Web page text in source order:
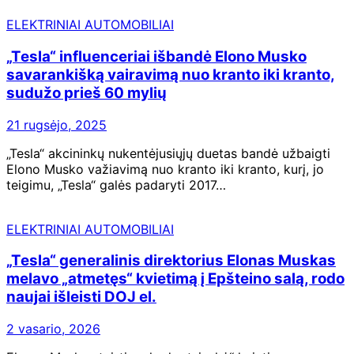
ELEKTRINIAI AUTOMOBILIAI
„Tesla“ influenceriai išbandė Elono Musko
savarankišką vairavimą nuo kranto iki kranto,
sudužo prieš 60 mylių
21 rugsėjo, 2025
„Tesla“ akcininkų nukentėjusiųjų duetas bandė užbaigti
Elono Musko važiavimą nuo kranto iki kranto, kurį, jo
teigimu, „Tesla“ galės padaryti 2017…
ELEKTRINIAI AUTOMOBILIAI
„Tesla“ generalinis direktorius Elonas Muskas
melavo „atmetęs“ kvietimą į Epšteino salą, rodo
naujai išleisti DOJ el.
2 vasario, 2026